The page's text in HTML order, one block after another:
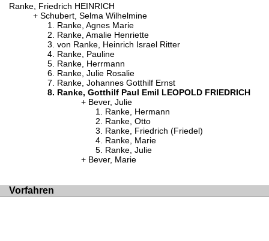
Ranke, Friedrich HEINRICH
Schubert, Selma Wilhelmine
Ranke, Agnes Marie
Ranke, Amalie Henriette
von Ranke, Heinrich Israel Ritter
Ranke, Pauline
Ranke, Herrmann
Ranke, Julie Rosalie
Ranke, Johannes Gotthilf Ernst
Ranke, Gotthilf Paul Emil LEOPOLD FRIEDRICH
Bever, Julie
Ranke, Hermann
Ranke, Otto
Ranke, Friedrich (Friedel)
Ranke, Marie
Ranke, Julie
Bever, Marie
Vorfahren